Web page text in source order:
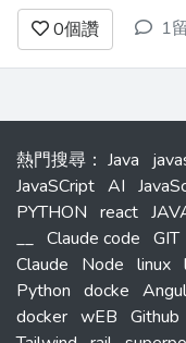
(https://i.imgur.com/
0個讚 1
熱門搜尋 ： Java
JavaSCript AI
PYTHON react
__ Claude code GIT
Claude
Node linux
Python docke
docker wEB Github